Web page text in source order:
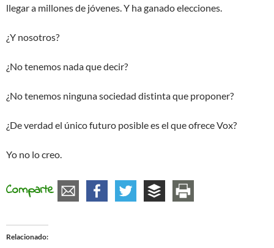
llegar a millones de jóvenes. Y ha ganado elecciones.
¿Y nosotros?
¿No tenemos nada que decir?
¿No tenemos ninguna sociedad distinta que proponer?
¿De verdad el único futuro posible es el que ofrece Vox?
Yo no lo creo.
Comparte
Relacionado